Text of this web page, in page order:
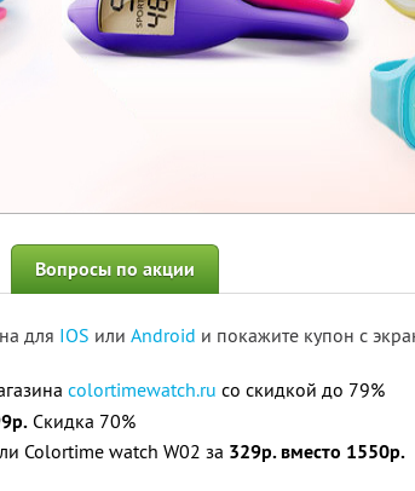
Вопросы по акции
для IOS или Android и покажите купон с
colortimewatch.ru со скидкой до 79%
Скидка 70%
Colortime watch W02 за 329р. вместо 1550р.